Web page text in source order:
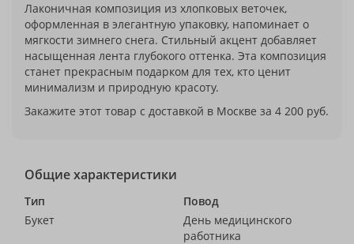
Лаконичная композиция из хлопковых веточек,
оформленная в элегантную упаковку, напоминает о
мягкости зимнего снега. Стильный акцент добавляет
насыщенная лента глубокого оттенка. Эта композиция
станет прекрасным подарком для тех, кто ценит
минимализм и природную красоту.
Закажите этот товар с доставкой в Москве за 4 200 руб.
Общие характеристики
Тип
Букет
Повод
День медицинского
работника